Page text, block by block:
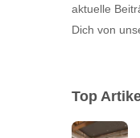
aktuelle
Dich von
Top